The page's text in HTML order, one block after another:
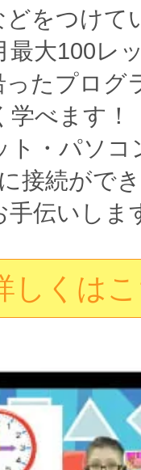
どをつけて
最大100レ
たプログ
べます！
ト・パソ
接続がで
手伝いしま
しくは